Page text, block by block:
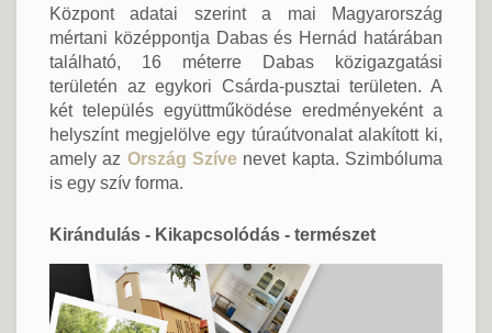
Központ adatai szerint a mai Magyarország
mértani középpontja Dabas és Hernád határában
található, 16 méterre Dabas közigazgatási
területén az egykori Csárda-pusztai területen. A
két település együttműködése eredményeként a
helyszínt megjelölve egy túraútvonalat alakított ki,
amely az Ország Szíve nevet kapta. Szimbóluma
is egy szív forma.
Kirándulás - Kikapcsolódás - természet